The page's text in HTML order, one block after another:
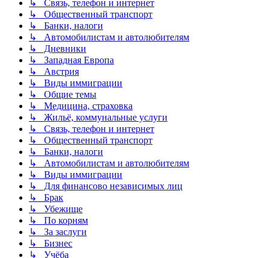
↳ Связь, телефон и интернет
↳ Общественный транспорт
↳ Банки, налоги
↳ Автомобилистам и автолюбителям
↳ Дневники
↳ Западная Европа
↳ Австрия
↳ Виды иммиграции
↳ Общие темы
↳ Медицина, страховка
↳ Жильё, коммунальные услуги
↳ Связь, телефон и интернет
↳ Общественный транспорт
↳ Банки, налоги
↳ Автомобилистам и автолюбителям
↳ Виды иммиграции
↳ Для финансово независимых лиц
↳ Брак
↳ Убежище
↳ По корням
↳ За заслуги
↳ Бизнес
↳ Учёба